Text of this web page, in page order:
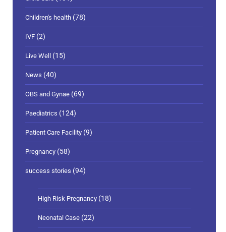
Children's health (78)
IVF (2)
Live Well (15)
News (40)
OBS and Gynae (69)
Paediatrics (124)
Patient Care Facility (9)
Pregnancy (58)
success stories (94)
High Risk Pregnancy (18)
Neonatal Case (22)